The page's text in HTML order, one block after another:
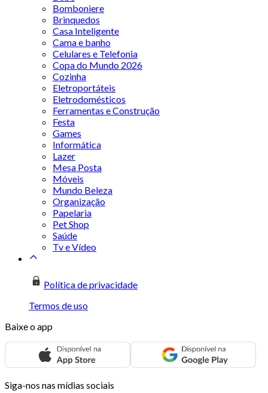
Bomboniere
Brinquedos
Casa Inteligente
Cama e banho
Celulares e Telefonia
Copa do Mundo 2026
Cozinha
Eletroportáteis
Eletrodomésticos
Ferramentas e Construção
Festa
Games
Informática
Lazer
Mesa Posta
Móveis
Mundo Beleza
Organização
Papelaria
Pet Shop
Saúde
Tv e Vídeo
Política de privacidade
Termos de uso
Baixe o app
Siga-nos nas mídias sociais